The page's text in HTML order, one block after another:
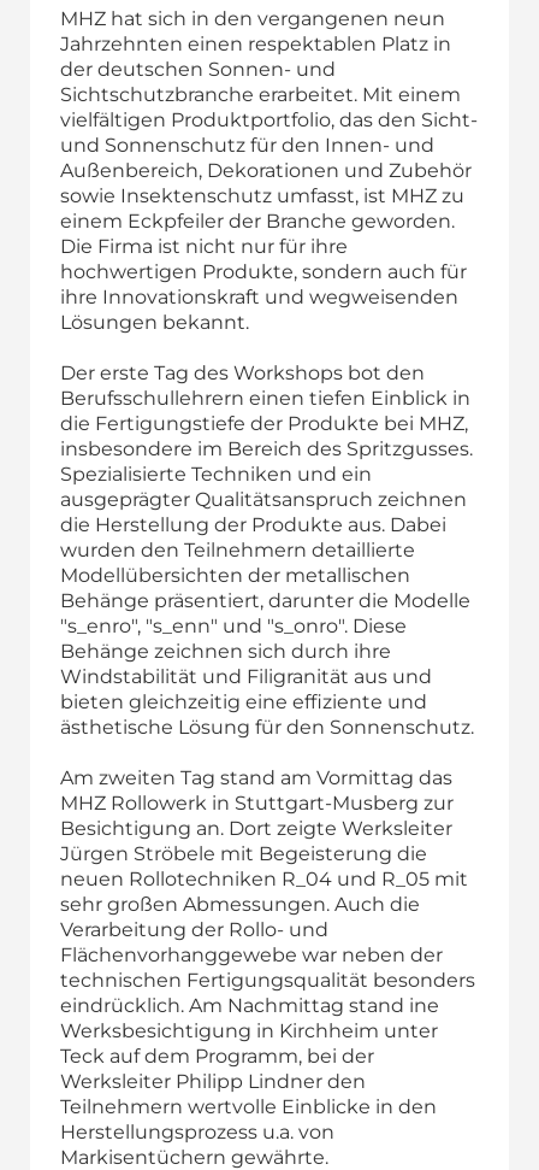
MHZ hat sich in den vergangenen neun
Jahrzehnten einen respektablen Platz in
der deutschen Sonnen- und
Sichtschutzbranche erarbeitet. Mit einem
vielfältigen Produktportfolio, das den Sicht-
und Sonnenschutz für den Innen- und
Außenbereich, Dekorationen und Zubehör
sowie Insektenschutz umfasst, ist MHZ zu
einem Eckpfeiler der Branche geworden.
Die Firma ist nicht nur für ihre
hochwertigen Produkte, sondern auch für
ihre Innovationskraft und wegweisenden
Lösungen bekannt.
Der erste Tag des Workshops bot den
Berufsschullehrern einen tiefen Einblick in
die Fertigungstiefe der Produkte bei MHZ,
insbesondere im Bereich des Spritzgusses.
Spezialisierte Techniken und ein
ausgeprägter Qualitätsanspruch zeichnen
die Herstellung der Produkte aus. Dabei
wurden den Teilnehmern detaillierte
Modellübersichten der metallischen
Behänge präsentiert, darunter die Modelle
"s_enro", "s_enn" und "s_onro". Diese
Behänge zeichnen sich durch ihre
Windstabilität und Filigranität aus und
bieten gleichzeitig eine effiziente und
ästhetische Lösung für den Sonnenschutz.
Am zweiten Tag stand am Vormittag das
MHZ Rollowerk in Stuttgart-Musberg zur
Besichtigung an. Dort zeigte Werksleiter
Jürgen Ströbele mit Begeisterung die
neuen Rollotechniken R_04 und R_05 mit
sehr großen Abmessungen. Auch die
Verarbeitung der Rollo- und
Flächenvorhanggewebe war neben der
technischen Fertigungsqualität besonders
eindrücklich. Am Nachmittag stand ine
Werksbesichtigung in Kirchheim unter
Teck auf dem Programm, bei der
Werksleiter Philipp Lindner den
Teilnehmern wertvolle Einblicke in den
Herstellungsprozess u.a. von
Markisentüchern gewährte.